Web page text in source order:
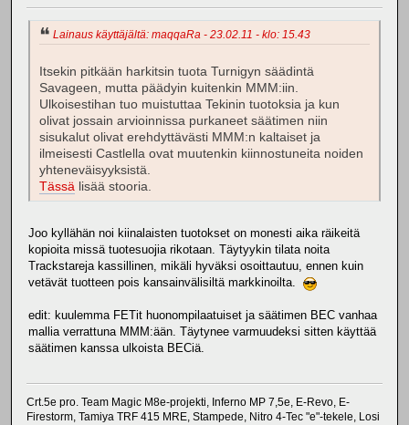
Lainaus käyttäjältä: maqqaRa - 23.02.11 - klo: 15.43
Itsekin pitkään harkitsin tuota Turnigyn säädintä
Savageen, mutta päädyin kuitenkin MMM:iin.
Ulkoisestihan tuo muistuttaa Tekinin tuotoksia ja kun
olivat jossain arvioinnissa purkaneet säätimen niin
sisukalut olivat erehdyttävästi MMM:n kaltaiset ja
ilmeisesti Castlella ovat muutenkin kiinnostuneita noiden
yhteneväisyyksistä.
Tässä lisää stooria.
Joo kyllähän noi kiinalaisten tuotokset on monesti aika räikeitä
kopioita missä tuotesuojia rikotaan. Täytyykin tilata noita
Trackstareja kassillinen, mikäli hyväksi osoittautuu, ennen kuin
vetävät tuotteen pois kansainvälisiltä markkinoilta.
edit: kuulemma FETit huonompilaatuiset ja säätimen BEC vanhaa
mallia verrattuna MMM:ään. Täytynee varmuudeksi sitten käyttää
säätimen kanssa ulkoista BECiä.
Crt.5e pro. Team Magic M8e-projekti, Inferno MP 7,5e, E-Revo, E-
Firestorm, Tamiya TRF 415 MRE, Stampede, Nitro 4-Tec "e"-tekele, Losi